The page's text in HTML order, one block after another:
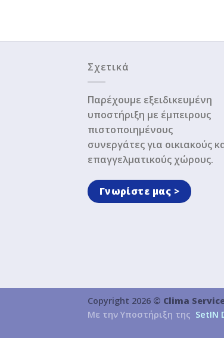
Σχετικά
Παρέχουμε εξειδικευμένη
υποστήριξη με έμπειρους
πιστοποιημένους
συνεργάτες για οικιακούς
επαγγελματικούς χώρους.
Γνωρίστε μας >
Copyright 2026 © Clima
Με την Υποστήριξη της SetIN